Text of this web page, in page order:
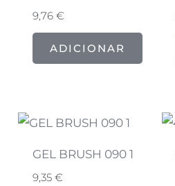
9,76 €
ADICIONAR
GEL BRUSH 090 1
9,35 €